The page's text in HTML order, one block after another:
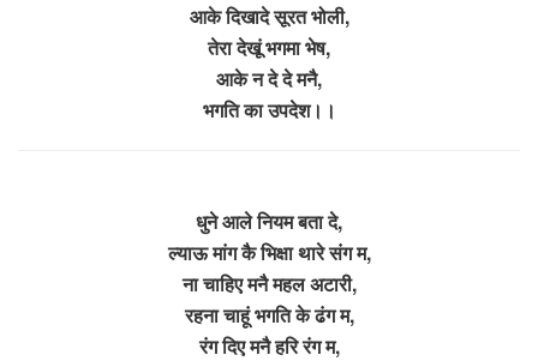
आके दिखादे सूरत भोली,
तेरा देखूं भगमा भेष,
आके न दे दे मनै,
भगति का उपदेश।।
धुने आले नियम बता दे,
ल्याऊ मांग कै भिक्षाथारे संग म,
ना चाहिए मनै महल अटारी,
रहना चाहूं भगति के ढंग म,
रंग दिए मनै हरि रंग म,